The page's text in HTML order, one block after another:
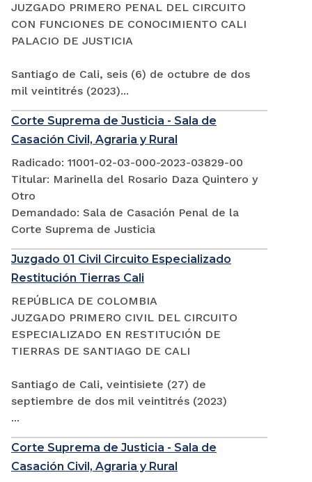
JUZGADO PRIMERO PENAL DEL CIRCUITO
CON FUNCIONES DE CONOCIMIENTO CALI
PALACIO DE JUSTICIA
Santiago de Cali, seis (6) de octubre de dos
mil veintitrés (2023)...
Corte Suprema de Justicia - Sala de
Casación Civil, Agraria y Rural
Radicado: 11001-02-03-000-2023-03829-00
Titular: Marinella del Rosario Daza Quintero y
Otro
Demandado: Sala de Casación Penal de la
Corte Suprema de Justicia
Juzgado 01 Civil Circuito Especializado
Restitución Tierras Cali
REPÚBLICA DE COLOMBIA
JUZGADO PRIMERO CIVIL DEL CIRCUITO
ESPECIALIZADO EN RESTITUCIÓN DE
TIERRAS DE SANTIAGO DE CALI
Santiago de Cali, veintisiete (27) de
septiembre de dos mil veintitrés (2023)
...
Corte Suprema de Justicia - Sala de
Casación Civil, Agraria y Rural